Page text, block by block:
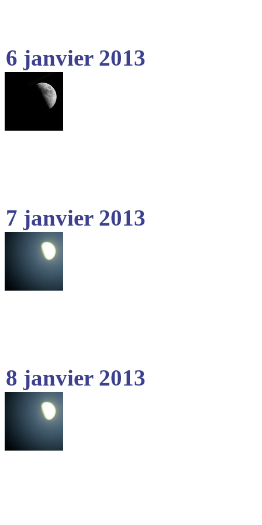
6 janvier 2013
7 janvier 2013
8 janvier 2013